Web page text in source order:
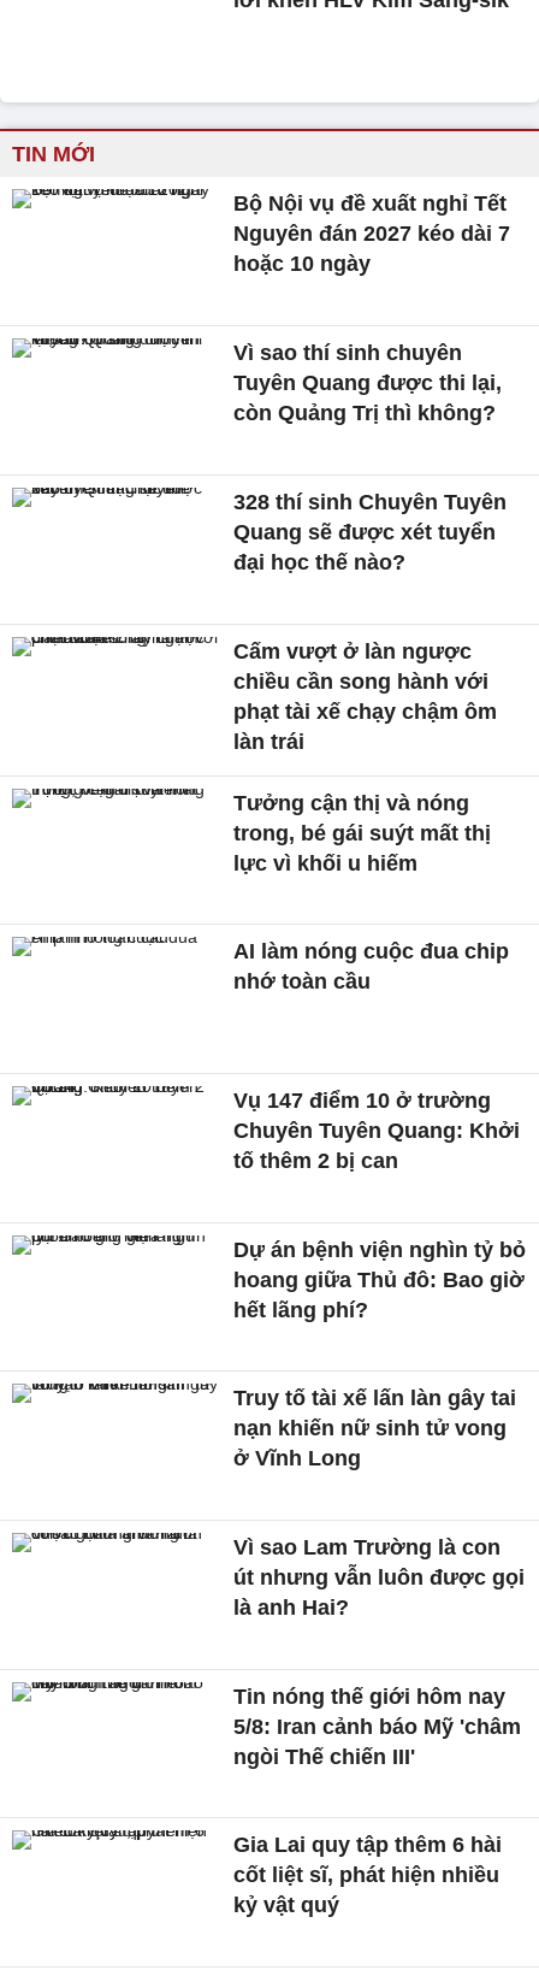
TIN MỚI
Bộ Nội vụ đề xuất nghỉ Tết
Nguyên đán 2027 kéo dài 7
hoặc 10 ngày
Vì sao thí sinh chuyên
Tuyên Quang được thi lại,
còn Quảng Trị thì không?
328 thí sinh Chuyên Tuyên
Quang sẽ được xét tuyển
đại học thế nào?
Cấm vượt ở làn ngược
chiều cần song hành với
phạt tài xế chạy chậm ôm
làn trái
Tưởng cận thị và nóng
trong, bé gái suýt mất thị
lực vì khối u hiếm
AI làm nóng cuộc đua chip
nhớ toàn cầu
Vụ 147 điểm 10 ở trường
Chuyên Tuyên Quang: Khởi
tố thêm 2 bị can
Dự án bệnh viện nghìn tỷ bỏ
hoang giữa Thủ đô: Bao giờ
hết lãng phí?
Truy tố tài xế lấn làn gây tai
nạn khiến nữ sinh tử vong
ở Vĩnh Long
Vì sao Lam Trường là con
út nhưng vẫn luôn được gọi
là anh Hai?
Tin nóng thế giới hôm nay
5/8: Iran cảnh báo Mỹ 'châm
ngòi Thế chiến III'
Gia Lai quy tập thêm 6 hài
cốt liệt sĩ, phát hiện nhiều
kỷ vật quý